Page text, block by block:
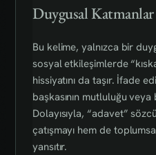
Duygusal Katmanlar
Bu kelime, yalnızca bir
sosyal etkileşimlerde
hissiyatını da taşır. İfade
başkasının mutluluğu veya
Dolayısıyla, “adavet”
çatışmayı hem de
yansıtır.